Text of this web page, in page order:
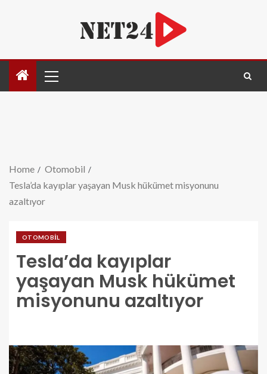
Home
Otomobil
Tesla’da kayıplar yaşayan Musk hükümet misyonunu
azaltıyor
OTOMOBIL
Tesla’da kayıplar
yaşayan Musk hükümet
misyonunu azaltıyor